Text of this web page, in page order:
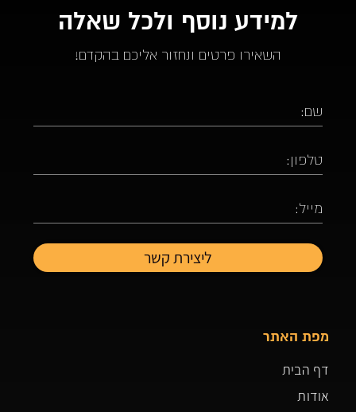
למידע נוסף ולכל שאלה
השאירו פרטים ונחזור אליכם בהקדם!
מפת האתר
דף הבית
אודות